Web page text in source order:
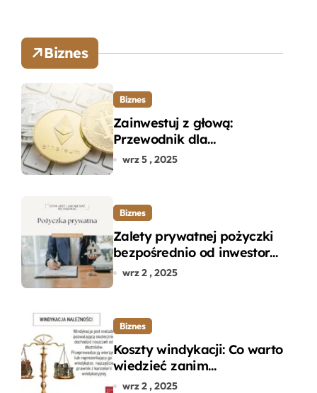
Biznes
Biznes
Zainwestuj z głową:
Przewodnik dla
początkujących w zakupie
wrz 5 , 2025
Biznes
Zalety prywatnej pożyczki
bezpośrednio od inwestora
– dlaczego warto?
wrz 2 , 2025
Biznes
Koszty windykacji: Co warto
wiedzieć zanim
zdecydujesz się na
wrz 2 , 2025